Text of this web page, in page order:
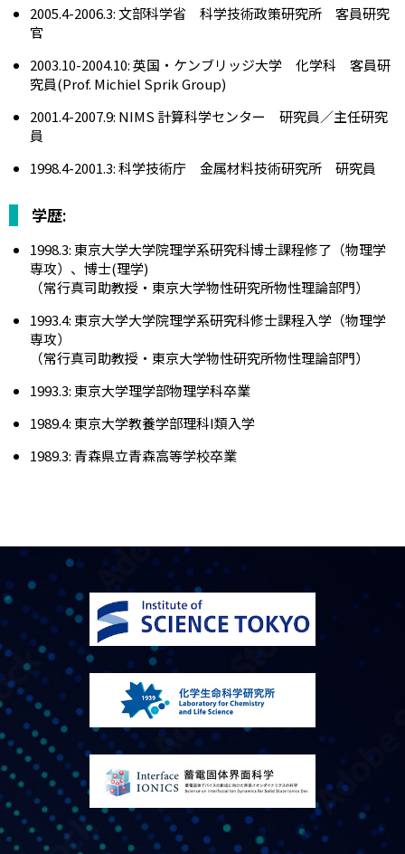
2005.4-2006.3: 文部科学省 科学技術政策研究所 客員研究
官
2003.10-2004.10: 英国・ケンブリッジ大学 化学科 客員研
究員(Prof. Michiel Sprik Group)
2001.4-2007.9: NIMS 計算科学センター 研究員／主任研究
員
1998.4-2001.3: 科学技術庁 金属材料技術研究所 研究員
学歴:
1998.3: 東京大学大学院理学系研究科博士課程修了（物理学
専攻）、博士(理学)
（常行真司助教授・東京大学物性研究所物性理論部門）
1993.4: 東京大学大学院理学系研究科修士課程入学（物理学
専攻）
（常行真司助教授・東京大学物性研究所物性理論部門）
1993.3: 東京大学理学部物理学科卒業
1989.4: 東京大学教養学部理科I類入学
1989.3: 青森県立青森高等学校卒業